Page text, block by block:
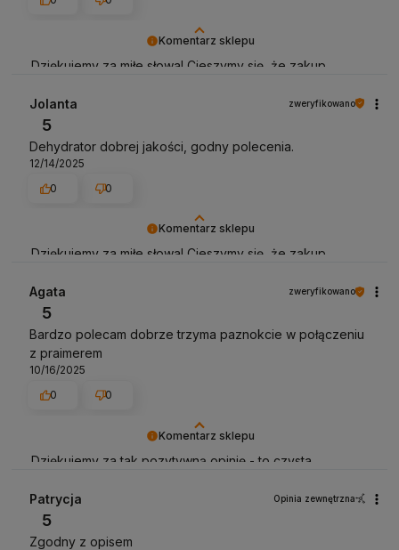
Komentarz sklepu
Dziękujemy za miłe słowa! Cieszymy się, że zakup
odpowiednią obsługę tak świetnym klientom. Dziękujemy
raz jeszcze!
Komentarz sklepu
Dziękujemy za miłe słowa! Cieszymy się, że zakup
odpowiednią obsługę tak świetnym klientom. Dziękujemy
raz jeszcze!
Jolanta zweryfikowano
5
Dehydrator dobrej jakości, godny polecenia.
12/14/2025
0
0
Komentarz sklepu
Dziękujemy za tak pozytywną opinię - to czysta
czas i wysiłek włożony w podzielenie się z nami Twoimi
doświadczeniami. Do zobaczenia!
Agata zweryfikowano
5
Bardzo polecam dobrze trzyma paznokcie w połączeniu
z praimerem
10/16/2025
0
0
Patrycja Opinia zewnętrzna
5
Zgodny z opisem